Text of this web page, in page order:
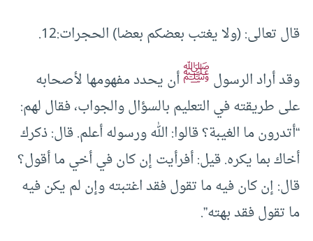
قال تعالى: (ولا يغتب بعضكم بعضا) الحجرات:12.
وقد أراد الرسولﷺأن يحدد مفهومها لأصحابه
على طريقته في التعليم بالسؤال والجواب، فقال لهم:
“أتدرون ما الغيبة؟ قالوا: الله ورسوله أعلم. قال: ذكرك
أخاك بما يكره. قيل: أفرأيت إن كان في أخي ما أقول؟
قال: إن كان فيه ما تقول فقد اغتبته وإن لم يكن فيه
ما تقول فقد بهته”.